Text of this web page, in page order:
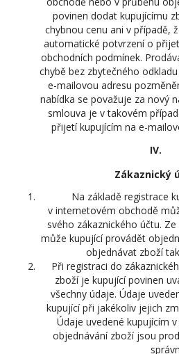
povinen dodat kupujícímu
chybnou cenu ani v případě,
automatické potvrzení o
obchodních podmínek.
chybě bez zbytečného
e-mailovou adresu
nabídka se považuje za nový
smlouva je v takovém
přijetí kupujícím na e-
IV.
Zákaznický
Na základě registrace
v internetovém obchodě
svého zákaznického účtu.
může kupující provádět
objednávat zboží
Při registraci do
zboží je kupující povinen
všechny údaje. Údaje
kupující při jakékoliv jejich
Údaje uvedené kupujícím
objednávání zboží jsou